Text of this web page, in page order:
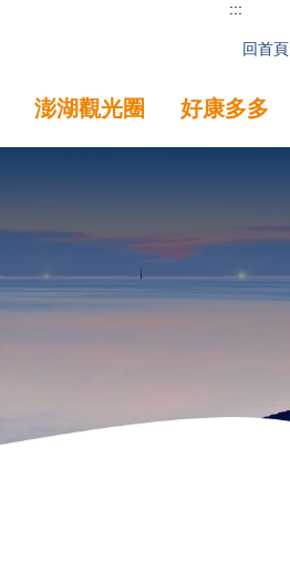
:::
回首頁
澎湖觀光圈 好康多多